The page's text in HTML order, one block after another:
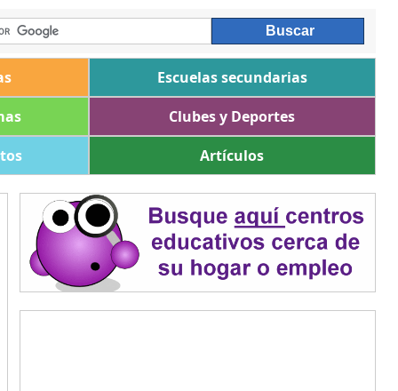
Escuelas secundarias
Clubes y Deportes
Artículos